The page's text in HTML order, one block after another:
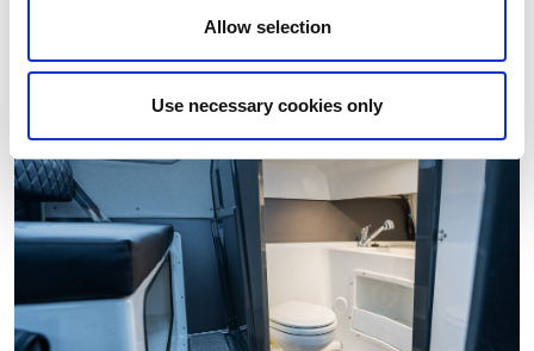
Allow selection
Use necessary cookies only